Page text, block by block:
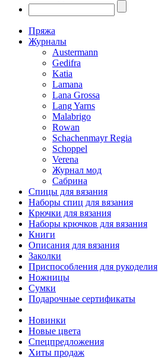
Пряжа
Журналы
Austermann
Gedifra
Katia
Lamana
Lana Grossa
Lang Yarns
Malabrigo
Rowan
Schachenmayr Regia
Schoppel
Verena
Журнал мод
Сабрина
Спицы для вязания
Наборы спиц для вязания
Крючки для вязания
Наборы крючков для вязания
Книги
Описания для вязания
Заколки
Приспособления для рукоделия
Ножницы
Сумки
Подарочные сертификаты
Новинки
Новые цвета
Спецпредложения
Хиты продаж